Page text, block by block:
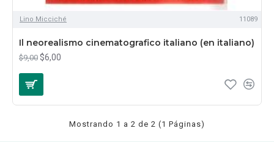
Lino Micciché 11089
Il neorealismo cinematografico italiano (en italiano)
$9,00 $6,00
Mostrando 1 a 2 de 2 (1 Páginas)